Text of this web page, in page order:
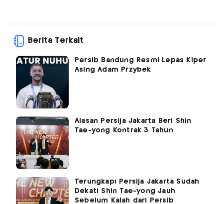
Berita Terkait
Persib Bandung Resmi Lepas Kiper
Asing Adam Przybek
Alasan Persija Jakarta Beri Shin
Tae-yong Kontrak 3 Tahun
Terungkap! Persija Jakarta Sudah
Dekati Shin Tae-yong Jauh
Sebelum Kalah dari Persib